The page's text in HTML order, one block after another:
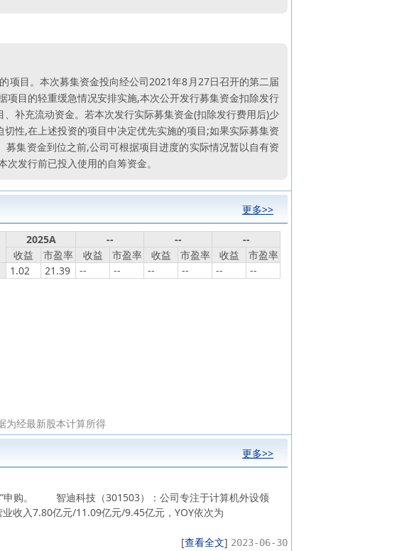
项目。本次募集资金投向经公司2021年8月27日召开的第二届
目的轻重缓急情况安排实施,本次公开发行募集资金扣除发行
补充流动资金。若本次发行实际募集资金(扣除发行费用后)少
性,在上述投资的项目中决定优先实施的项目;如果实际募集资
集资金到位之前,公司可根据项目进度的实际情况暂以自有资
发行前已投入使用的自筹资金。
更多>>
2025A -- --
--
收益
市盈率 收益 市盈率 收益 市盈率 收益
市盈率
1.02 21.39 -- -- -- -- -- --
为经最新股本计算所得
更多>>
。 智迪科技（301503）：公司专注于计算机外设领
收入7.80亿元/11.09亿元/9.45亿元，YOY依次为
[查看全文] 2023-06-30